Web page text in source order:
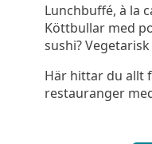
Lunchbuffé, à la
Köttbullar med
sushi?
Här hittar du allt
restauranger